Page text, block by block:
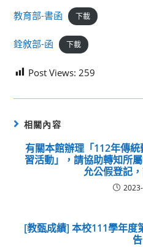
教育部-書函 下載
銓敘部-函 下載
Post Views: 259
相關內容
有關本館辦理「112年傳
習活動」，請協助轉知所
允公假登記
[教甄成績] 本校111學年度
告